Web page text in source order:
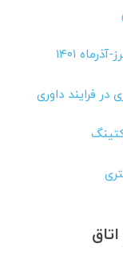
۱۴۰۱
فرایند داوری